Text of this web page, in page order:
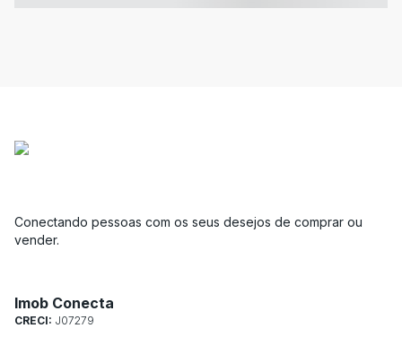
Conectando pessoas com os seus desejos de comprar ou
vender.
Imob Conecta
CRECI: J07279